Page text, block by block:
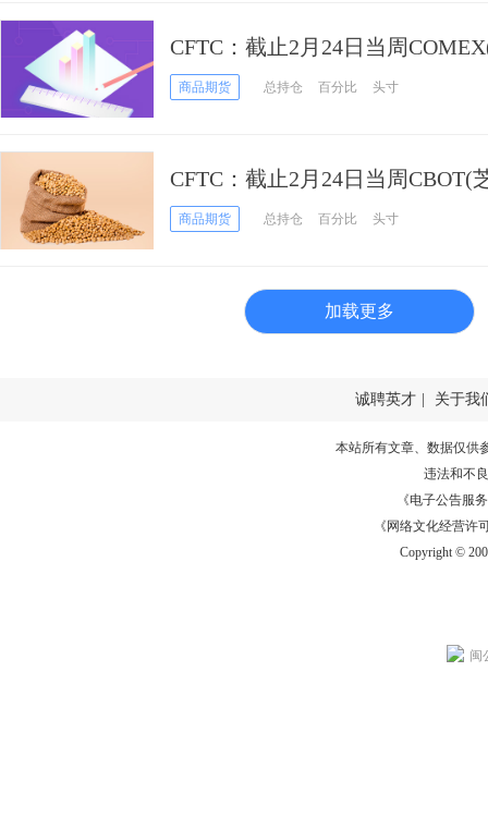
CFTC：截止2月24日当周
黄金期货和期权持仓报告
商品期货 总持仓 百分比 头寸
CFTC：截止2月24日当周CBOT(
期货和期权持仓报告
商品期货 总持仓 百分比 头寸
加载更多
诚聘英才 关于我
本站所有文章、数据仅供
违法和不
《电子公告服务
《网络文化经营许
Copyright ©
闽